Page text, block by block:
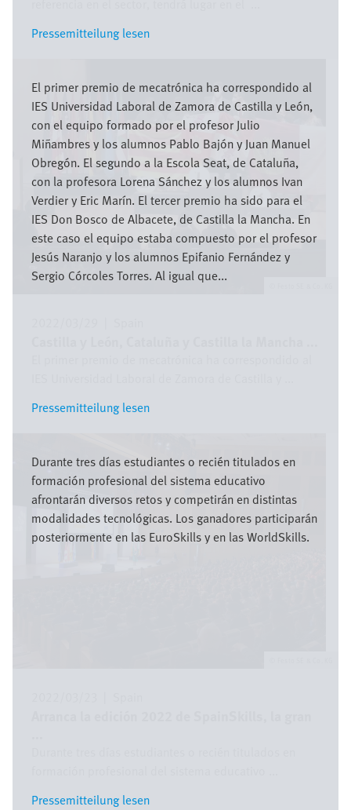
Pressemitteilung lesen
Pressemitteilung lesen
El primer premio de mecatrónica ha correspondido al
IES Universidad Laboral de Zamora de Castilla y León,
con el equipo formado por el profesor Julio
Miñambres y los alumnos Pablo Bajón y Juan Manuel
Obregón. El segundo a la Escola Seat, de Cataluña,
con la profesora Lorena Sánchez y los alumnos Ivan
Verdier y Eric Marín. El tercer premio ha sido para el
IES Don Bosco de Albacete, de Castilla la Mancha. En
este caso el equipo estaba compuesto por el profesor
Jesús Naranjo y los alumnos Epifanio Fernández y
Sergio Córcoles Torres. Al igual que...
Pressemitteilung lesen
Pressemitteilung lesen
Durante tres días estudiantes o recién titulados en
formación profesional del sistema educativo
afrontarán diversos retos y competirán en distintas
modalidades tecnológicas. Los ganadores participarán
posteriormente en las EuroSkills y en las WorldSkills.
Pressemitteilung lesen
Pressemitteilung lesen